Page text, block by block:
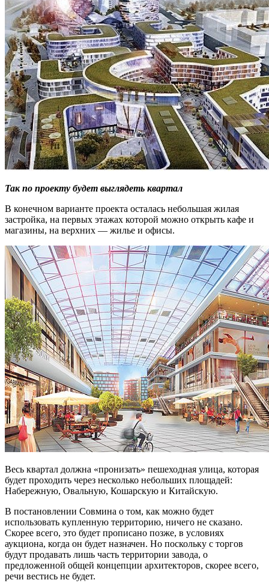
Так по проекту будет выглядеть квартал
В конечном варианте проекта осталась небольшая жилая
застройка, на первых этажах которой можно открыть кафе и
магазины, на верхних — жилье и офисы.
Весь квартал должна «пронизать» пешеходная улица, которая
будет проходить через несколько небольших площадей:
Набережную, Овальную, Кошарскую и Китайскую.
В постановлении Совмина о том, как можно будет
использовать купленную территорию, ничего не сказано.
Скорее всего, это будет прописано позже, в условиях
аукциона, когда он будет назначен. Но поскольку с торгов
будут продавать лишь часть территории завода, о
предложенной общей концепции архитекторов, скорее всего,
речи вестись не будет.